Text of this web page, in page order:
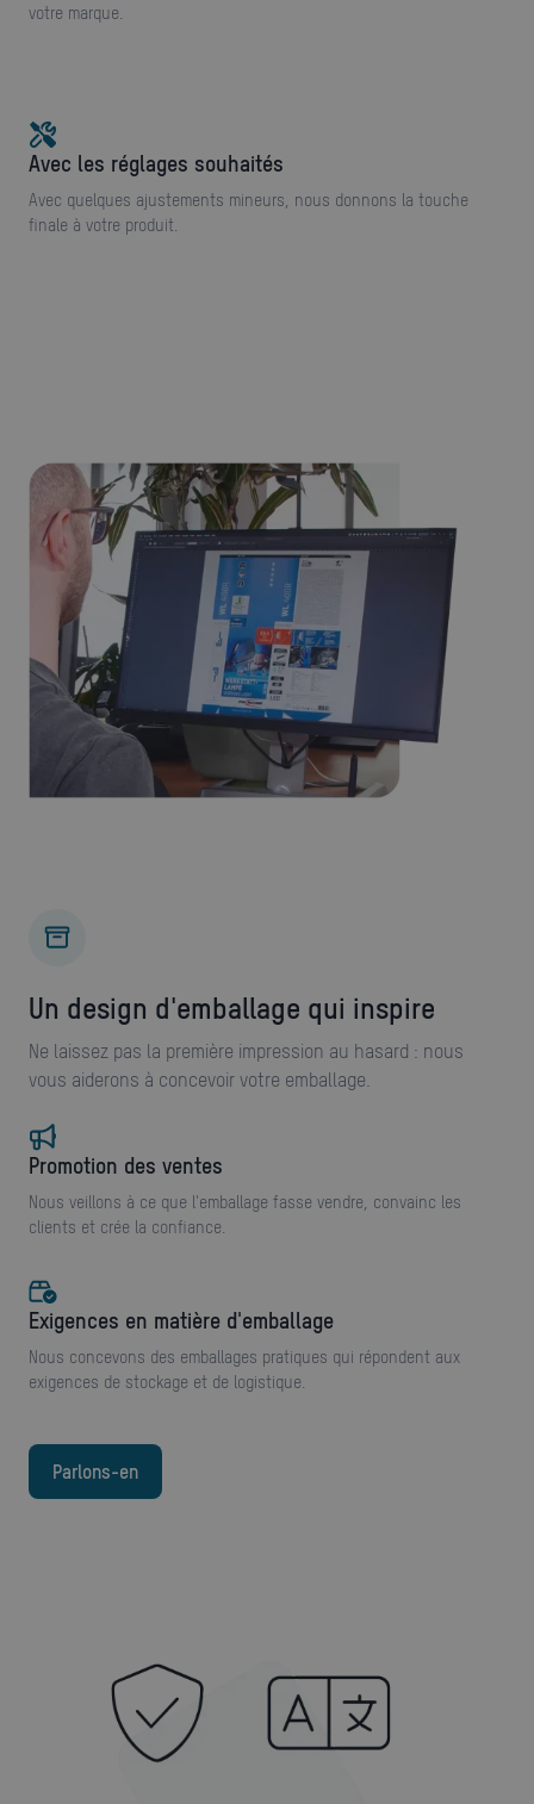
votre marque.
Avec les réglages souhaités
Avec quelques ajustements mineurs, nous donnons la touche
finale à votre produit.
Un design d'emballage qui inspire
Ne laissez pas la première impression au hasard : nous
vous aiderons à concevoir votre emballage.
Promotion des ventes
Nous veillons à ce que l'emballage fasse vendre, convainc les
clients et crée la confiance.
exigences en matière d'emballage
Nous concevons des emballages pratiques qui répondent aux
exigences de stockage et de logistique.
Parlons-en